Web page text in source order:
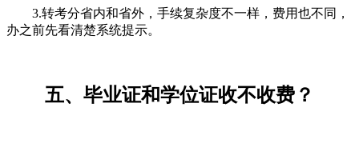
3.转考分省内和省外，手续复杂度不一样，费用也不同，
办之前先看清楚系统提示。
五、毕业证和学位证收不收费？